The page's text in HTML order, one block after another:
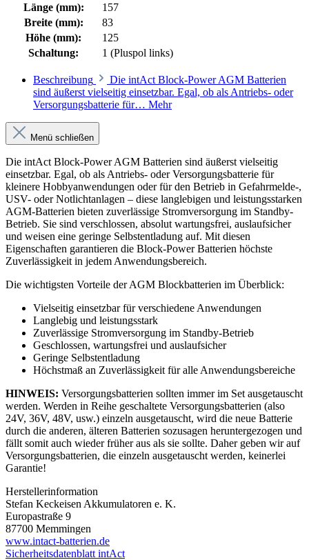
Länge (mm):
157
Breite (mm):
83
Höhe (mm):
125
Schaltung:
1 (Pluspol links)
Beschreibung
Die intAct Block-Power AGM Batterien
sind äußerst vielseitig einsetzbar. Egal, ob als Antriebs- oder
Versorgungsbatterie für… Mehr
Menü schließen
Die intAct Block-Power AGM Batterien sind äußerst vielseitig
einsetzbar. Egal, ob als Antriebs- oder Versorgungsbatterie für
kleinere Hobbyanwendungen oder für den Betrieb in Gefahrmelde-,
USV- oder Notlichtanlagen – diese langlebigen und leistungsstarken
AGM-Batterien bieten zuverlässige Stromversorgung im Standby-
Betrieb. Sie sind verschlossen, absolut wartungsfrei, auslaufsicher
und weisen eine geringe Selbstentladung auf. Mit diesen
Eigenschaften garantieren die Block-Power Batterien höchste
Zuverlässigkeit in jedem Anwendungsbereich.
Die wichtigsten Vorteile der AGM Blockbatterien im Überblick:
Vielseitig einsetzbar für verschiedene Anwendungen
Langlebig und leistungsstark
Zuverlässige Stromversorgung im Standby-Betrieb
Geschlossen, wartungsfrei und auslaufsicher
Geringe Selbstentladung
Höchstmaß an Zuverlässigkeit für alle Anwendungsbereiche
HINWEIS: Versorgungsbatterien sollten immer im Set ausgetauscht
werden. Werden in Reihe geschaltete Versorgungsbatterien (also
24V, 36V, 48V, usw.) einzeln ausgetauscht, wird die neue Batterie
durch die anderen, älteren Batterien sozusagen heruntergezogen und
fällt somit auch wieder früher aus als sie sollte. Daher geben wir auf
Versorgungsbatterien, die einzeln ausgetauscht werden, keinerlei
Garantie!
Herstellerinformation
Stefan Keckeisen Akkumulatoren e. K.
Europastraße 9
87700 Memmingen
www.intact-batterien.de
Sicherheitsdatenblatt intAct